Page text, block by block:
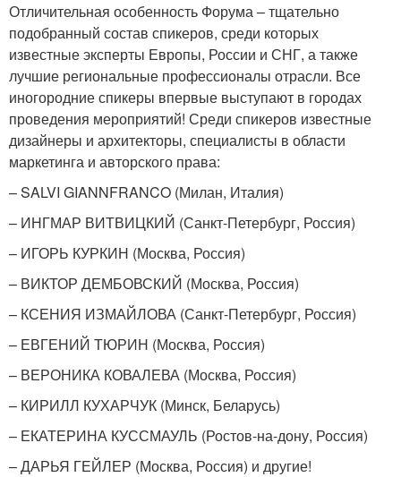
Отличительная особенность Форума – тщательно
подобранный состав спикеров, среди которых
известные эксперты Европы, России и СНГ, а также
лучшие региональные профессионалы отрасли. Все
иногородние спикеры впервые выступают в городах
проведения мероприятий! Среди спикеров известные
дизайнеры и архитекторы, специалисты в области
маркетинга и авторского права:
– SALVI GIANNFRANCO (Милан, Италия)
– ИНГМАР ВИТВИЦКИЙ (Санкт-Петербург, Россия)
– ИГОРЬ КУРКИН (Москва, Россия)
– ВИКТОР ДЕМБОВСКИЙ (Москва, Россия)
– КСЕНИЯ ИЗМАЙЛОВА (Санкт-Петербург, Россия)
– ЕВГЕНИЙ ТЮРИН (Москва, Россия)
– ВЕРОНИКА КОВАЛЕВА (Москва, Россия)
– КИРИЛЛ КУХАРЧУК (Минск, Беларусь)
– ЕКАТЕРИНА КУССМАУЛЬ (Ростов-на-дону, Россия)
– ДАРЬЯ ГЕЙЛЕР (Москва, Россия) и другие!